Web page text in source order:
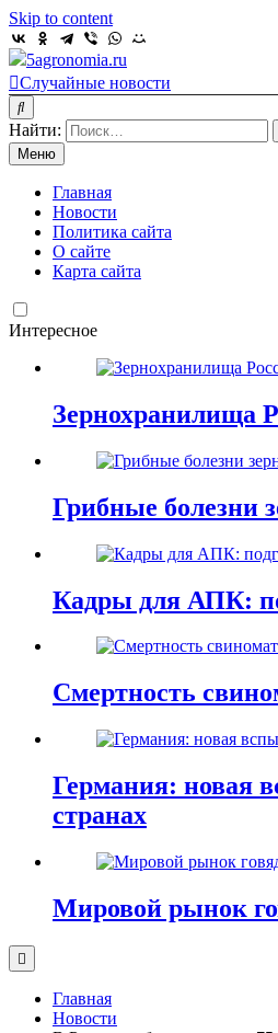
Skip to content
5agronomia.ru
Случайные новости
Найти:
Меню
Главная
Новости
Политика сайта
О сайте
Карта сайта
Интересное
Зернохранилища
Грибные болезни
Кадры для АПК:
Смертность
Германия: новая
странах
Мировой рынок
Главная
Новости